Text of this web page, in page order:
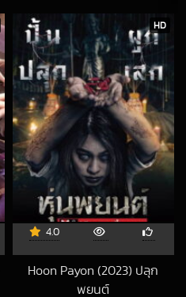
HD
4.0
Hoon Payon (2023) ปลุก
พยนต์